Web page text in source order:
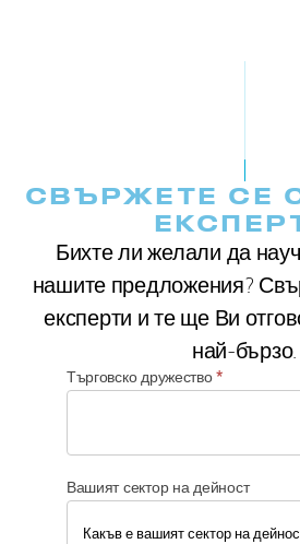
СВЪРЖЕТЕ СЕ
Бихте ли желали да
нашите предложения?
експерти и те ще Ви
най-бързо.
Търговско дружество*
Вашият сектор на дейност